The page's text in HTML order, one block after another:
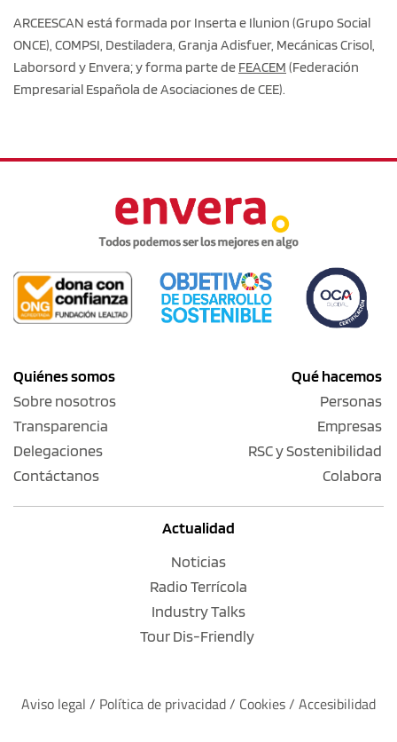
ARCEESCAN está formada por Inserta e Ilunion (Grupo Social
ONCE), COMPSI, Destiladera, Granja Adisfuer, Mecánicas Crisol,
Laborsord y Envera; y forma parte de FEACEM (Federación
Empresarial Española de Asociaciones de CEE).
Quiénes somos
Sobre nosotros
Transparencia
Delegaciones
Contáctanos
Qué hacemos
Personas
Empresas
RSC y Sostenibilidad
Colabora
Actualidad
Noticias
Radio Terrícola
Industry Talks
Tour Dis-Friendly
Aviso legal / Política de privacidad / Cookies / Accesibilidad